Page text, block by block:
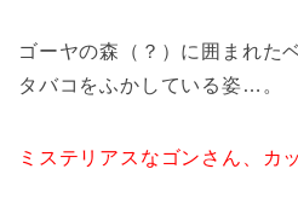
ゴーヤの森（？）に囲まれた
タバコをふかしている姿…。
ミステリアスなゴンさん、カ